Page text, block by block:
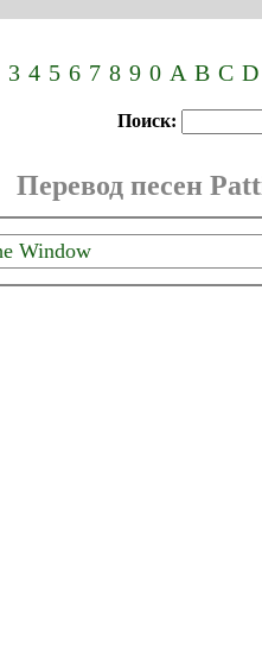
3 4 5 6 7 8 9 0 A B C D
Поиск:
Перевод песен
Window